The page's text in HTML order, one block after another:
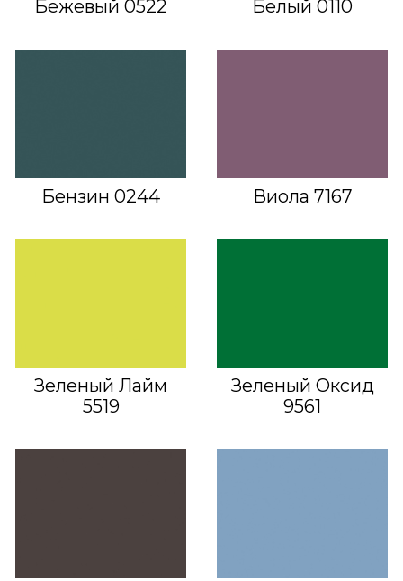
Бежевый 0522 Белый 0110
Бензин 0244 Виола 7167
Зеленый Лайм
5519
Зеленый Оксид
9561